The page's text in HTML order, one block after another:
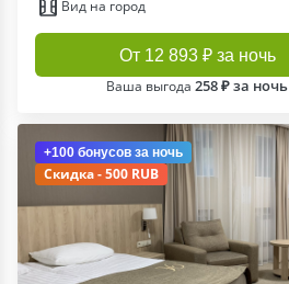
Вид на город
От 12 893 ₽ за ночь
Ваша выгода 258 ₽ за ночь
+100 бонусов за ночь
Скидка - 500 RUB